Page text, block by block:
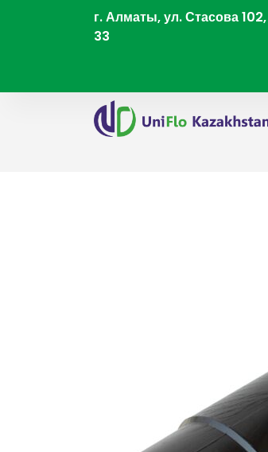
г. Алматы, ул. Стасова
33